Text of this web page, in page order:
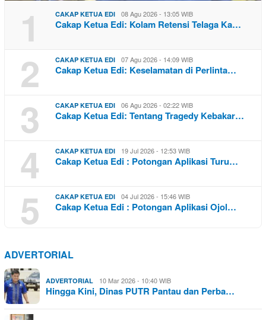
1 CAKAP KETUA EDI 08 Agu 2026 - 13:05 WIB
Cakap Ketua Edi: Kolam Retensi Telaga Ka…
2 CAKAP KETUA EDI 07 Agu 2026 - 14:09 WIB
Cakap Ketua Edi: Keselamatan di Perlinta…
3 CAKAP KETUA EDI 06 Agu 2026 - 02:22 WIB
Cakap Ketua Edi: Tentang Tragedy Kebakar…
4 CAKAP KETUA EDI 19 Jul 2026 - 12:53 WIB
Cakap Ketua Edi : Potongan Aplikasi Turu…
5 CAKAP KETUA EDI 04 Jul 2026 - 15:46 WIB
Cakap Ketua Edi : Potongan Aplikasi Ojol…
ADVERTORIAL
ADVERTORIAL 10 Mar 2026 - 10:40 WIB
Hingga Kini, Dinas PUTR Pantau dan Perba…